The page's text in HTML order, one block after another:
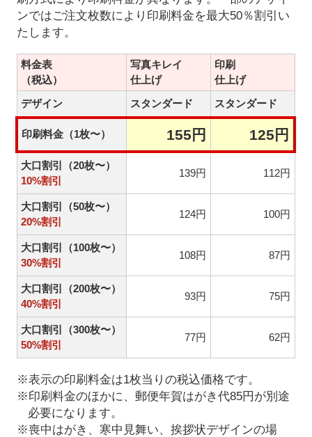
ンではご注文枚数により印刷料金を最大50％割引い
たします。
料金表
（税込）
写真キレイ
仕上げ
印刷
仕上げ
デザイン
スタンダード スタンダード
印刷料金（1枚〜） 155円 125円
大口割引（20枚〜）
10%割引
139円 112円
大口割引（50枚〜）
20%割引
124円 100円
大口割引（100枚〜）
30%割引
108円 87円
大口割引（200枚〜）
40%割引
93円 75円
大口割引（300枚〜）
50%割引
77円 62円
※表示の印刷料金は1枚当りの税込価格です。
※印刷料金のほかに、郵便年賀はがき代85円が別途
必要になります。
※喪中はがき、寒中見舞い、挨拶状デザインの場